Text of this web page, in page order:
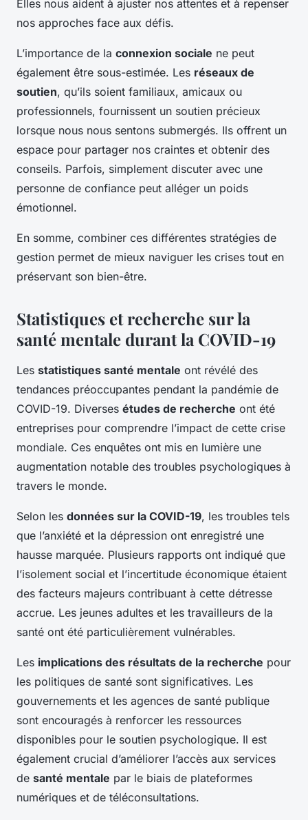
Elles nous aident à ajuster nos attentes et à repenser
nos approches face aux défis.
L’importance de la connexion sociale ne peut
également être sous-estimée. Les réseaux de
soutien, qu’ils soient familiaux, amicaux ou
professionnels, fournissent un soutien précieux
lorsque nous nous sentons submergés. Ils offrent un
espace pour partager nos craintes et obtenir des
conseils. Parfois, simplement discuter avec une
personne de confiance peut alléger un poids
émotionnel.
En somme, combiner ces différentes stratégies de
gestion permet de mieux naviguer les crises tout en
préservant son bien-être.
Statistiques et recherche sur la
santé mentale durant la COVID-19
Les statistiques santé mentale ont révélé des
tendances préoccupantes pendant la pandémie de
COVID-19. Diverses études de recherche ont été
entreprises pour comprendre l’impact de cette crise
mondiale. Ces enquêtes ont mis en lumière une
augmentation notable des troubles psychologiques à
travers le monde.
Selon les données sur la COVID-19, les troubles tels
que l’anxiété et la dépression ont enregistré une
hausse marquée. Plusieurs rapports ont indiqué que
l’isolement social et l’incertitude économique étaient
des facteurs majeurs contribuant à cette détresse
accrue. Les jeunes adultes et les travailleurs de la
santé ont été particulièrement vulnérables.
Les implications des résultats de la recherche pour
les politiques de santé sont significatives. Les
gouvernements et les agences de santé publique
sont encouragés à renforcer les ressources
disponibles pour le soutien psychologique. Il est
également crucial d’améliorer l’accès aux services
de santé mentale par le biais de plateformes
numériques et de téléconsultations.